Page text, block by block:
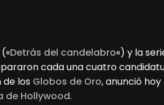
(«Detrás del candelabro«) y la
cada una cuatro
de los Globos de Oro, anunció hoy
de Hollywood.